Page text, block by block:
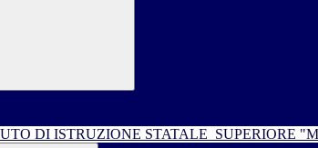
DI ISTRUZIONE STATALE SUPERIORE